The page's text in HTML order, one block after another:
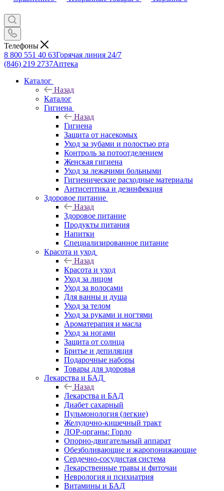
Телефоны
8 800 551 40 63Горячая линия 24/7
(846) 219 2737Аптека
Каталог
Назад
Каталог
Гигиена
Назад
Гигиена
Защита от насекомых
Уход за зубами и полостью рта
Контроль за потоотделением
Женская гигиена
Уход за лежачими больными
Гигиенические расходные материалы
Антисептика и дезинфекция
Здоровое питание
Назад
Здоровое питание
Продукты питания
Напитки
Специализированное питание
Красота и уход
Назад
Красота и уход
Уход за лицом
Уход за волосами
Для ванны и душа
Уход за телом
Уход за руками и ногтями
Ароматерапия и масла
Уход за ногами
Защита от солнца
Бритье и депиляция
Подарочные наборы
Товары для здоровья
Лекарства и БАД
Назад
Лекарства и БАД
Диабет сахарный
Пульмонология (легкие)
Желудочно-кишечный тракт
ЛОР-органы: Горло
Опорно-двигательный аппарат
Обезболивающие и жаропонижающие
Сердечно-сосудистая система
Лекарственные травы и фиточаи
Неврология и психиатрия
Витамины и БАД